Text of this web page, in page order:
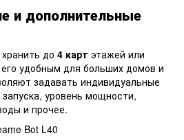
и дополнительные
до 4 карт этажей или
удобным для больших домов и
задавать индивидуальные
уровень мощности,
и прочее.